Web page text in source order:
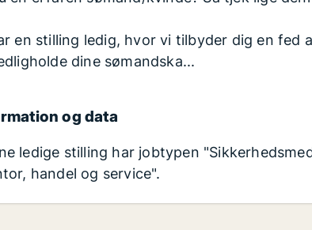
en stilling ledig, hvor vi tilbyder dig en fed
dine sømandska...
og data
ledige stilling har jobtypen
handel og service".